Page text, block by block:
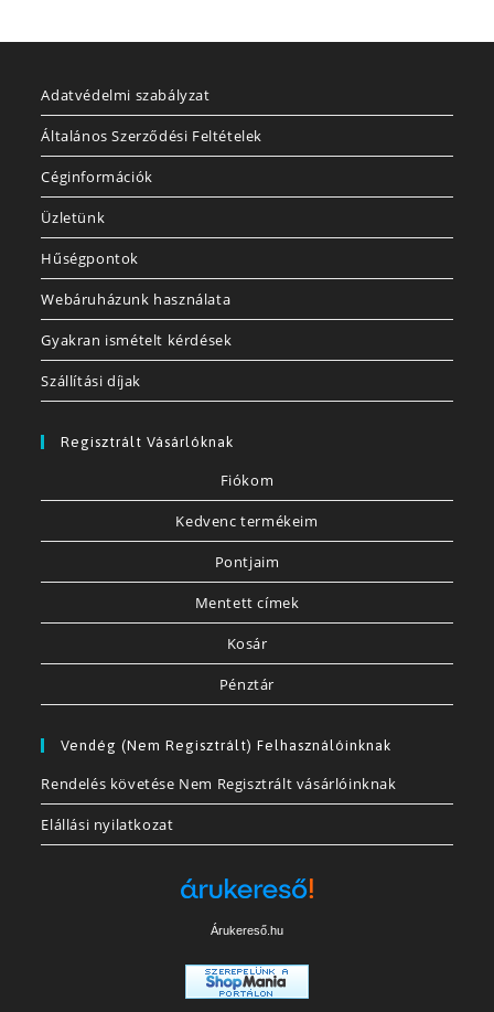
Adatvédelmi szabályzat
Általános Szerződési Feltételek
Céginformációk
Üzletünk
Hűségpontok
Webáruházunk használata
Gyakran ismételt kérdések
Szállítási díjak
Regisztrált Vásárlóknak
Fiókom
Kedvenc termékeim
Pontjaim
Mentett címek
Kosár
Pénztár
Vendég (nem Regisztrált) Felhasználóinknak
Rendelés követése Nem Regisztrált vásárlóinknak
Elállási nyilatkozat
Árukereső.hu